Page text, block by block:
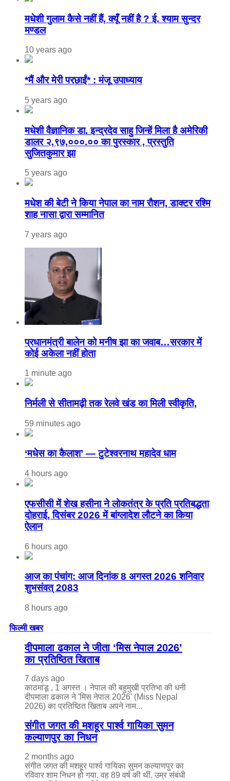
मधेशी गुलाम कैसे नहीं हैं, क्यूँ नहीं है ? ई. श्याम सुन्दर
मण्डल
10 years ago
*मैं और मेरी परछाईं* : मंजू उपाध्याय
5 years ago
मधेशी वैज्ञानिक डा. इन्द्रदेव साहु जिन्हें मिला है अमेरिकी
डालर २,९७,०००.०० का पुरस्कार , प्रस्तुति
सुजितकुमार झा
5 years ago
मधेश की बेटी ने किया नेपाल का नाम राैशन, डाक्टर रश्मि
शाह नासा द्वारा सम्मानित
7 years ago
प्रधानमंत्री बालेन को मनीष झा का जवाब…सरकार में
कोई अकेला नहीं होता
1 minute ago
निर्मली से सीतामढ़ी तक रेलवे खंड का मिली स्वीकृति,
59 minutes ago
‘मधेस का कैलाश’ — टुटेश्वरनाथ महादेव धाम
4 hours ago
एफसीसी में शेख हसीना ने लोकतंत्र के प्रति प्रतिबद्धता
दोहराई, दिसंबर 2026 में बांग्लादेश लौटने का किया
ऐलान
6 hours ago
आज का पंचांग: आज दिनांक 8 अगस्त 2026 शनिवार
शुभसंवत् 2083
8 hours ago
फिल्मी खबर
दीपमाला ढकाल ने जीता ‘मिस नेपाल 2026’
का प्रतिष्ठित खिताब
7 days ago
काठमांडू , 1 अगस्त । नेपाल की बहुमुखी प्रतिभा की धनी
दीपमाला ढकाल ने 'मिस नेपाल 2026' (Miss Nepal
2026) का प्रतिष्ठित खिताब अपने नाम...
संगीत जगत की मशहूर पार्श्व गायिका सुमन
कल्याणपुर का निधन
2 months ago
संगीत जगत की मशहूर पार्श्व गायिका सुमन कल्याणपुर का
रविवार शाम निधन हो गया. वह 89 वर्ष की थीं. उम्र संबंधी